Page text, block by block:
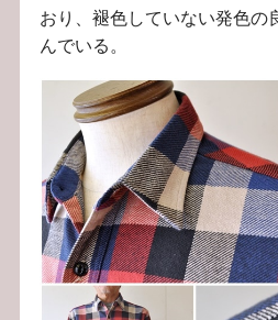
おり、褪色していない発色の
んでいる。